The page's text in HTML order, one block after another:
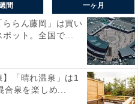
間 一ヶ月
ららん藤岡」は買い
ット。全国で...
】「晴れ温泉」は1
泉を楽しめ...